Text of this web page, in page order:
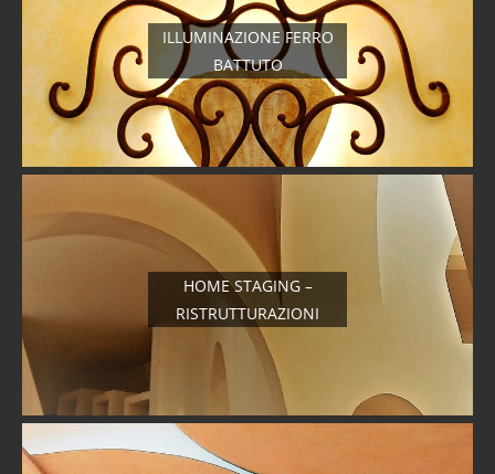
ILLUMINAZIONE FERRO
BATTUTO
HOME STAGING –
RISTRUTTURAZIONI